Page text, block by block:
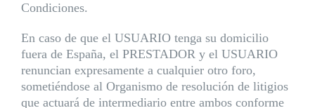
Condiciones.
En caso de que el USUARIO tenga su domicilio
fuera de España, el PRESTADOR y el USUARIO
renuncian expresamente a cualquier otro foro,
sometiéndose al Organismo de resolución de litigios
que actuará de intermediario entre ambos conforme